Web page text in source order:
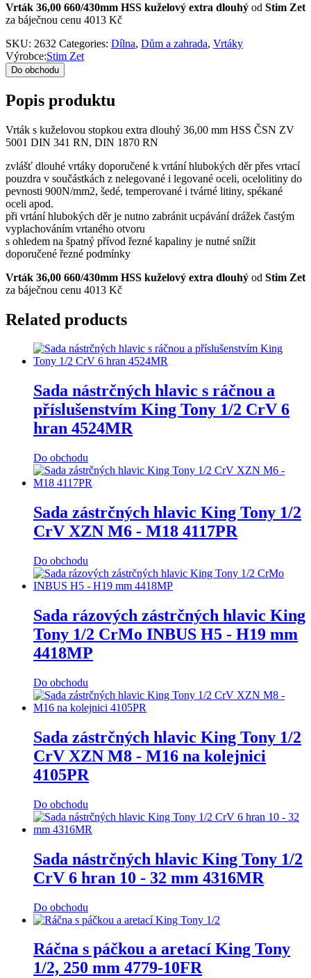
Vrták 36,00 660/430mm HSS kuželový extra dlouhý od Stim Zet
za báječnou cenu 4013 Kč
SKU: 2632 Categories: Dílna, Dům a zahrada, Vrtáky
Výrobce:Stim Zet
Do obchodu
Popis produktu
Vrták s kuželovou stopkou extra dlouhý 36,00 mm HSS ČSN ZV
5001 DIN 341 RN, DIN 1870 RN
zvlášť dlouhé vrtáky doporučené k vrtání hlubokých děr přes vrtací
pouzdra v součástkách z nelegované i legované oceli, ocelolitiny do
pevnosti 900N/mm2, šedé, temperované i tvárné litiny, spékané
oceli apod.
při vrtání hlubokých děr je nutno zabránit ucpávání drážek častým
vyplachováním vrtaného otvoru
s ohledem na špatný přívod řezné kapaliny je nutné snížit
doporučené řezné podmínky
Vrták 36,00 660/430mm HSS kuželový extra dlouhý od Stim Zet
za báječnou cenu 4013 Kč
Related products
Sada nástrčných hlavic s ráčnou a
příslušenstvím King Tony 1/2 CrV 6
hran 4524MR
Do obchodu
Sada zástrčných hlavic King Tony 1/2
CrV XZN M6 - M18 4117PR
Do obchodu
Sada rázových zástrčných hlavic King
Tony 1/2 CrMo INBUS H5 - H19 mm
4418MP
Do obchodu
Sada zástrčných hlavic King Tony 1/2
CrV XZN M8 - M16 na kolejnici
4105PR
Do obchodu
Sada nástrčných hlavic King Tony 1/2
CrV 6 hran 10 - 32 mm 4316MR
Do obchodu
Ráčna s páčkou a aretací King Tony
1/2, 250 mm 4779-10FR